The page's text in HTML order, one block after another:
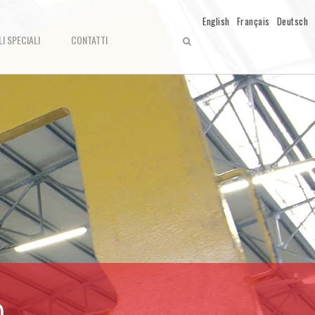
SPECIALI CONTATTI
English Français Deutsch